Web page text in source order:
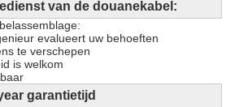
van de douanekabel:
evalueert uw behoeften
te verschepen
is welkom
garantietijd